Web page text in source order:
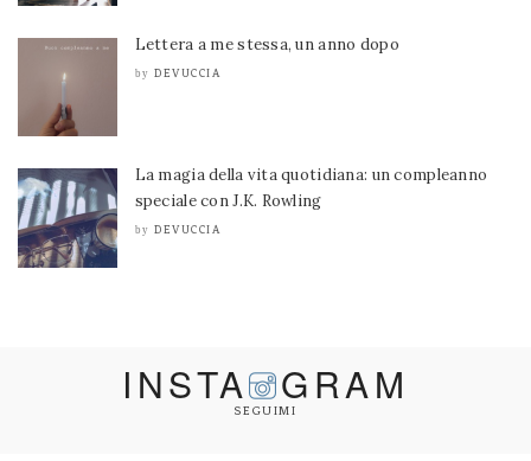
Lettera a me stessa, un anno dopo
by DEVUCCIA
La magia della vita quotidiana: un compleanno
speciale con J.K. Rowling
by DEVUCCIA
INSTA GRAM
SEGUIMI